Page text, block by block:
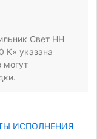
Свет НН
К» указана
могут
ИСПОЛНЕНИЯ